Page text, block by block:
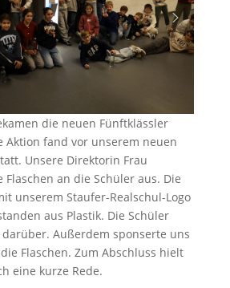
die neuen Fünftklässler
Aktion fand vor unserem neuen
Unsere Direktorin Frau
an die Schüler aus. Die
unserem Staufer-Realschul-Logo
aus Plastik. Die Schüler
Außerdem sponserte uns
Flaschen. Zum Abschluss hielt
eine kurze Rede.